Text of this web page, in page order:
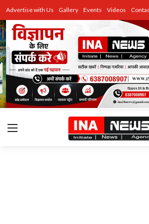
Advertise with Us Gallery Events Videos
उत्तर प्रदेश
Advertise with Us
Events
राज्य